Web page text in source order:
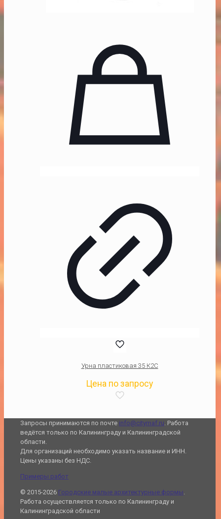
Урна пластиковая 35 К2С
Цена по запросу
Запросы принимаются по почте info@citymaf.ru . Работа
ведётся только по Калининграду и Калининградской
области.
Для организаций необходимо указать название и ИНН.
Цены указаны без НДС.
Примеры работ
© 2015-2026 Городские малые архитектурные формы
Работа осуществляется только по Калининграду и
Калининградской области